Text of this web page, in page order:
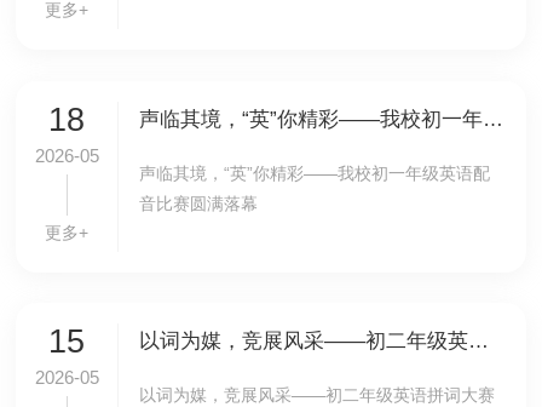
更多+
18
2026-05
更多+
声临其境，“英”你精彩——我校初一年级英语配音比赛圆满落幕
声临其境，“英”你精彩——我校初一年级英语配
音比赛圆满落幕
15
2026-05
以词为媒，竞展风采——初二年级英语拼词大赛圆满落幕
以词为媒，竞展风采——初二年级英语拼词大赛